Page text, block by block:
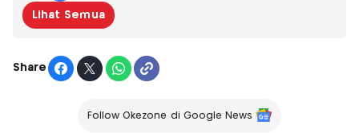
Lihat Semua
Share
Follow Okezone di Google News